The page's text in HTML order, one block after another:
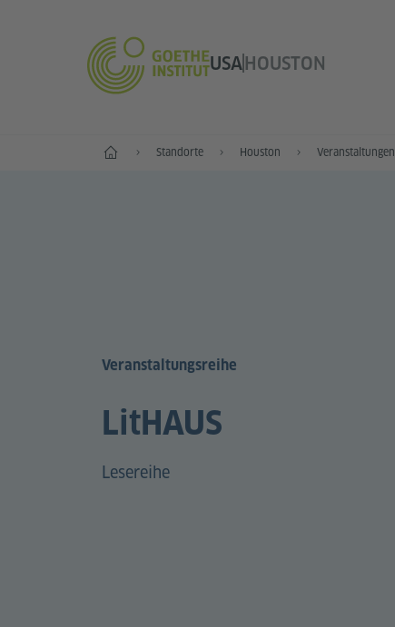
USAHOUSTON
Start Standorte Houston Veranstaltungen
Veranstaltungsreihe
LitHAUS
Lesereihe